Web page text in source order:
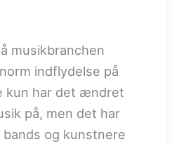
musikbranchen
indflydelse på
kun har det ændret
på, men det har
og kunstnere